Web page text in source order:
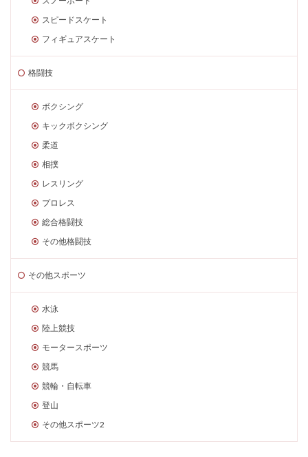
スピードスケート
フィギュアスケート
格闘技
ボクシング
キックボクシング
柔道
相撲
レスリング
プロレス
総合格闘技
その他格闘技
その他スポーツ
水泳
陸上競技
モータースポーツ
競馬
競輪・自転車
登山
その他スポーツ2